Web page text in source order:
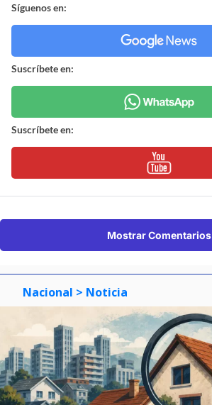
Síguenos en:
Suscríbete en:
Suscríbete en:
Mostrar Comentarios
Nacional > Noticia